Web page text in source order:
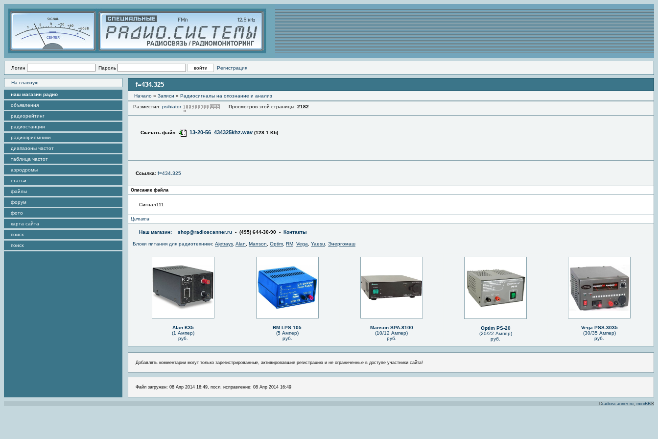
Логин Пароль Регистрация
На главную
наш магазин радио
объявления
радиорейтинг
радиостанции
радиоприемники
диапазоны частот
таблица частот
аэродромы
статьи
файлы
форум
фото
карта сайта
поиск
поиск
f=434.325
Начало » Записи » Радиоcигналы на опознание и анализ
Разместил: psihiator Просмотров этой страницы: 2182
Скачать файл: 13-20-56_434325khz.wav (128.1 Kb)
Ссылка: f=434.325
Описание файла
Сигнал111
Цитата
Наш магазин: shop@radioscanner.ru - (495) 644-30-90 - Контакты
Блоки питания для радиотехники: Ajetrays Alan Manson Optim RM Vega Yaesu Энергомаш
Alan K35
(1 Ампер)
руб.
RM LPS 105
(5 Ампер)
руб.
Manson SPA-8100
(10/12 Ампер)
руб.
Optim PS-20
(20/22 Ампер)
руб.
Vega PSS-3035
(30/35 Ампер)
руб.
Добавлять комментарии могут только зарегистрированные, активировавшие регистрацию и не ограниченные в доступе участники сайта!
Файл загружен: 08 Апр 2014 16:49, посл. исправление: 08 Апр 2014 16:49
©radioscanner.ru, miniBB®